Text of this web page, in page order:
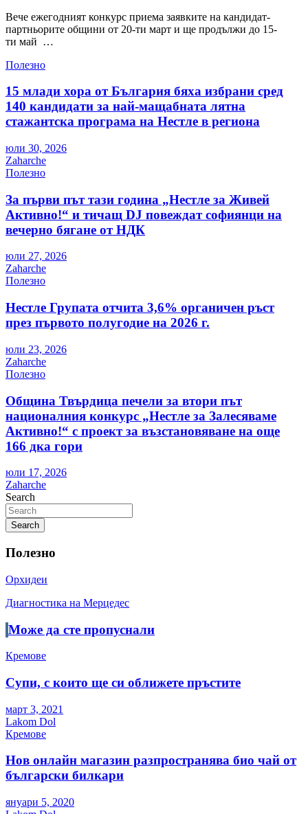
Вече ежегодният конкурс приема заявките на кандидат-
партньорите общини от 20-ти март и ще продължи до 15-
ти май …
Полезно
15 млади хора от България бяха избрани сред
140 кандидати за най-мащабната лятна
стажантска програма на Нестле в региона
юли 30, 2026
Zaharche
Полезно
За първи път тази година „Нестле за Живей
Активно!“ и тичащ DJ повеждат софиянци на
вечерно бягане от НДК
юли 27, 2026
Zaharche
Полезно
Нестле Групата отчита 3,6% органичен ръст
през първото полугодие на 2026 г.
юли 23, 2026
Zaharche
Полезно
Община Твърдица печели за втори път
националния конкурс „Нестле за Залесяваме
Активно!“ с проект за възстановяване на още
166 дка гори
юли 17, 2026
Zaharche
Search
Search
Полезно
Орхидеи
Диагностика на Мерцедес
Може да сте пропуснали
Кремове
Супи, с които ще си оближете пръстите
март 3, 2021
Lakom Dol
Кремове
Нов онлайн магазин разпространява био чай от
български билкари
януари 5, 2020